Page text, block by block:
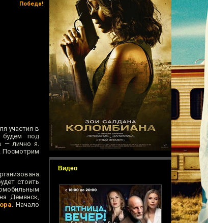
Видео
Победа!
участия в
будем под
— лично я.
Посмотрим
стоить
Демянск,
. Начало